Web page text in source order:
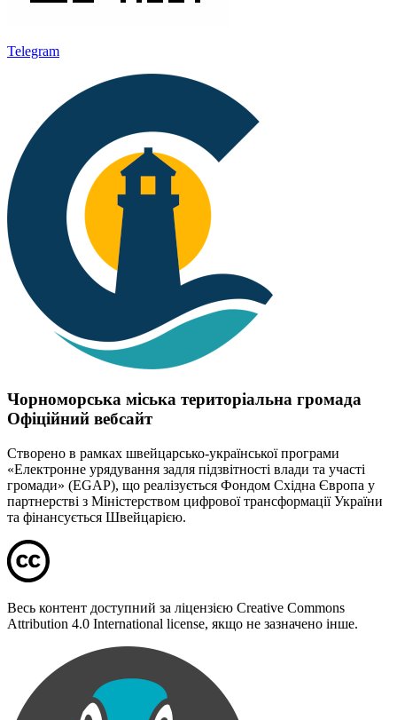
Telegram
Чорноморська міська територіальна громада
Офіційний вебсайт
Створено в рамках швейцарсько-української програми
«Електронне урядування задля підзвітності влади та участі
громади» (EGAP), що реалізується Фондом Східна Європа у
партнерстві з Міністерством цифрової трансформації України
та фінансується Швейцарією.
Весь контент доступний за ліцензією Creative Commons
Attribution 4.0 International license, якщо не зазначено інше.